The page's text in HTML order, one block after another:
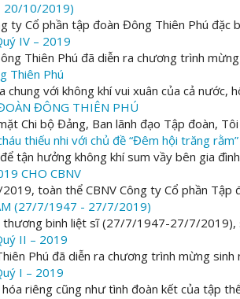
20/10/2019)
ty Cổ phần tập đoàn Đông Thiên Phú
IV – 2019
Thiên Phú đã diễn ra chương trình mừng
Thiên Phú
với không khí vui xuân của cả nước,
ĐÔNG THIÊN PHÚ
Chi bộ Đảng, Ban lãnh đạo Tập đoàn,
thiếu nhi với chủ đề “Đêm hội trăng rằm”
tận hưởng không khí sum vầy bên gia
CHO CBNV
toàn thể CBNV Công ty Cổ phần Tập
(27/7/1947 - 27/7/2019)
binh liệt sĩ (27/7/1947-27/7/
II – 2019
Phú đã diễn ra chương trình mừng sinh
I – 2019
riêng cũng như tình đoàn kết của tập